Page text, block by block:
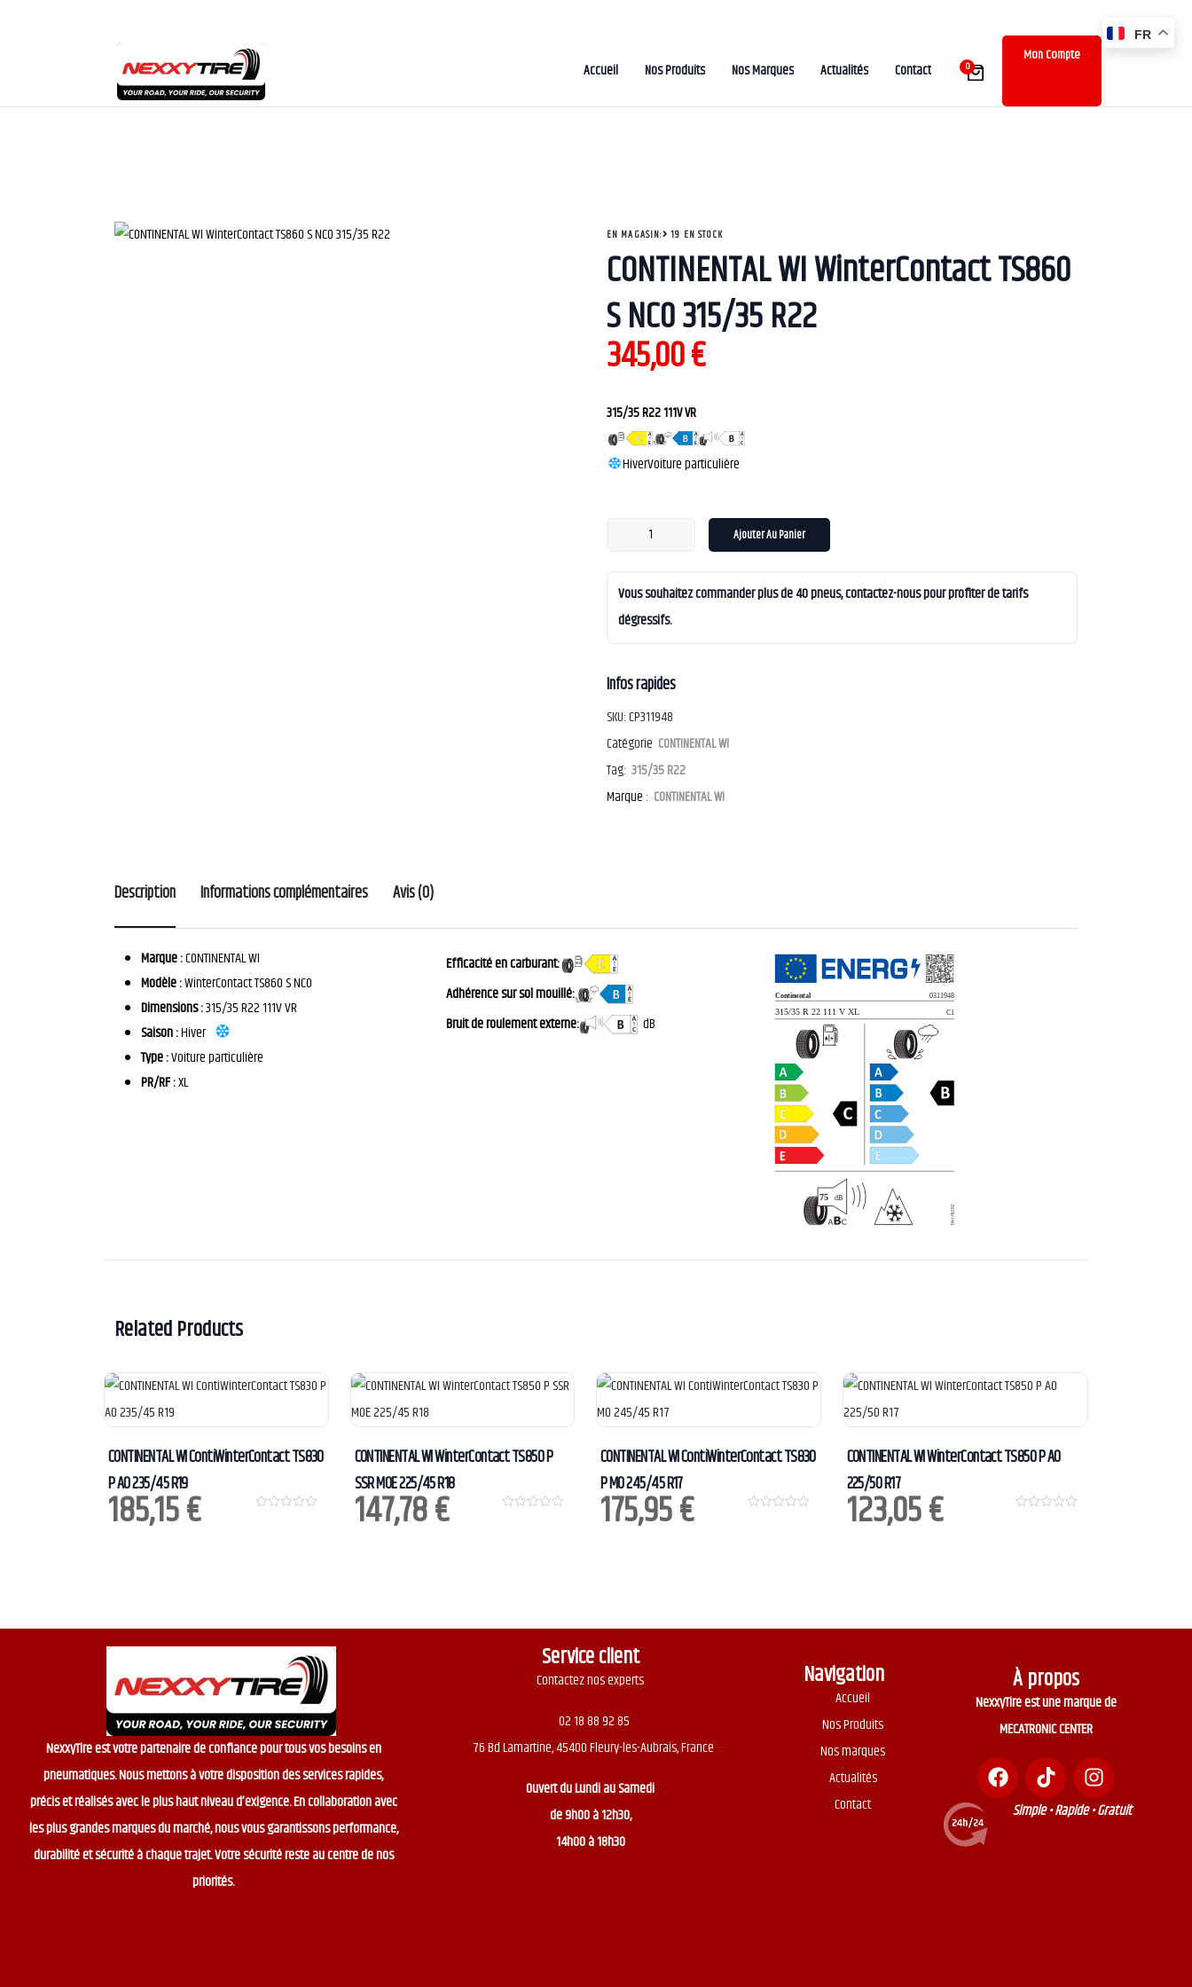
Mon Compte
0
Accueil Nos Produits Nos Marques Actualités Contact
EN MAGASIN: 19 EN STOCK
CONTINENTAL WI WinterContact TS860
S NC0 315/35 R22
345,00€
315/35 R22 111V VR
HiverVoiture particulière
Ajouter Au Panier
Vous souhaitez commander plus de 40 pneus, contactez-nous pour profiter de tarifs
dégressifs.
Infos rapides
SKU:CP311948
Catégorie CONTINENTAL WI
Tag: 315/35 R22
Marque : CONTINENTAL WI
Description Informations complémentaires Avis (0)
Marque :CONTINENTAL WI
Modèle :WinterContact TS860 S NC0
Dimensions :315/35 R22 111V VR
Saison :Hiver
Type :Voiture particulière
PR/RF :XL
Efficacité en carburant:
Adhérence sur sol mouillé:
Bruit de roulement externe:
dB
Related Products
CONTINENTAL WI ContiWinterContact TS830
P AO 235/45 R19
185,15€
CONTINENTAL WI WinterContact TS850 P
SSR MOE 225/45 R18
147,78€
CONTINENTAL WI ContiWinterContact TS830
P MO 245/45 R17
175,95€
CONTINENTAL WI WinterContact TS850 P AO
225/50 R17
123,05€
NexxyTire est votre partenaire de confiance pour tous vos besoins en
pneumatiques. Nous mettons à votre disposition des services rapides,
précis et réalisés avec le plus haut niveau d’exigence. En collaboration avec
les plus grandes marques du marché, nous vous garantissons performance,
durabilité et sécurité à chaque trajet. Votre sécurité reste au centre de nos
priorités.
Service client
Contactez nos experts
02 18 88 92 85
76 Bd Lamartine, 45400 Fleury-les-Aubrais, France
Ouvert duLundi au Samedi
de 9h00 à 12h30,
14h00 à 18h30
Navigation
Accueil
Nos Produits
Nos marques
Actualités
Contact
À propos
NexxyTire est une marque de
MECATRONIC CENTER
Simple • Rapide • Gratuit
FR